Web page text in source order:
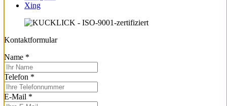
Xing
Kontaktformular
Name *
Telefon *
E-Mail *